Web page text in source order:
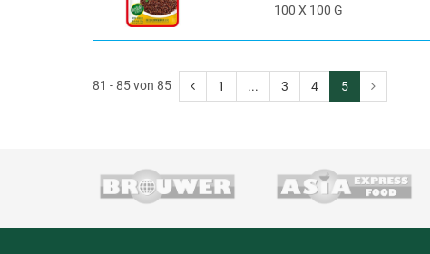
100 X 100 G
81 - 85 von 85 1 ... 3 4 5